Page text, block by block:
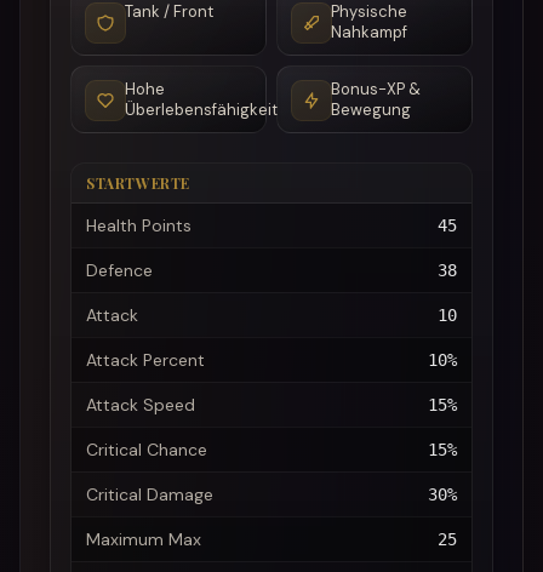
Tank / Front
Physische
Nahkampf
Hohe
Überlebensfähigkeit
Bonus-XP &
Bewegung
STARTWERTE
Health Points 45
Defence 38
Attack 10
Attack Percent 10%
Attack Speed 15%
Critical Chance 15%
Critical Damage 30%
Maximum Max 25